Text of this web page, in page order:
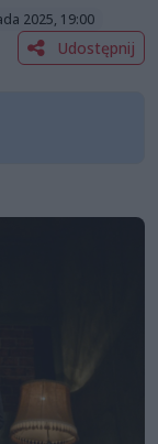
2025, 19:00
Udostępnij